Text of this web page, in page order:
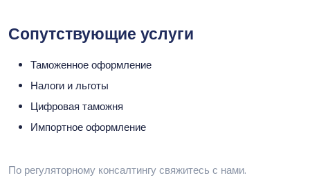
Сопутствующие услуги
Таможенное оформление
Налоги и льготы
Цифровая таможня
Импортное оформление
По регуляторному консалтингу свяжитесь с нами.